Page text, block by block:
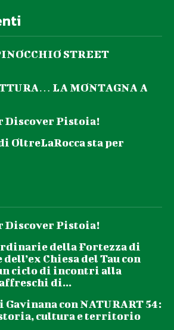
STREET
LA MONTAGNA A
Discover Pistoia!
OltreLaRocca sta per
Discover Pistoia!
della Fortezza di
dell’ex Chiesa del Tau con
ciclo di incontri alla
di...
con NATURART 54:
cultura e territorio